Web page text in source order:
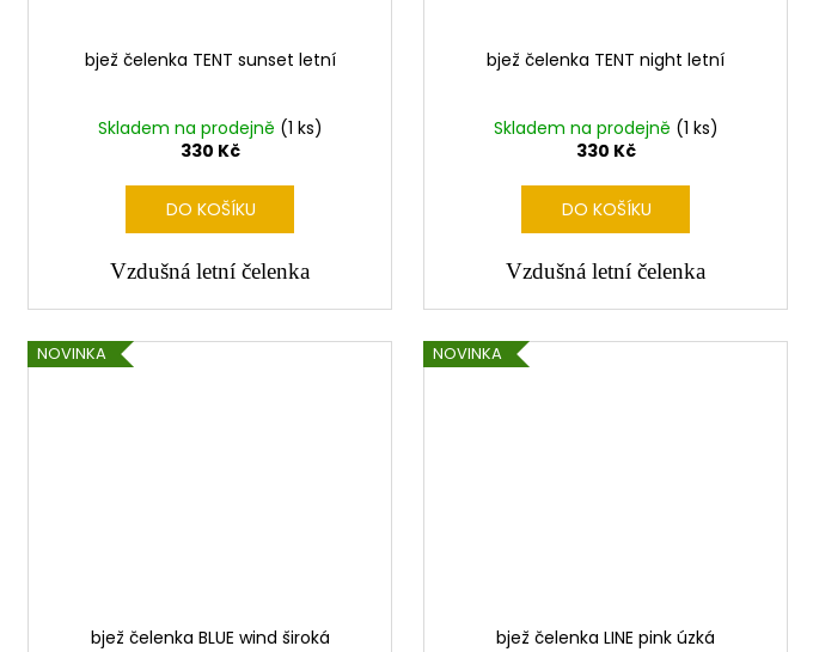
bjež čelenka TENT sunset letní
Skladem na prodejně (1 ks)
330 Kč
DO KOŠÍKU
Vzdušná letní čelenka
bjež čelenka TENT night letní
Skladem na prodejně (1 ks)
330 Kč
DO KOŠÍKU
Vzdušná letní čelenka
NOVINKA
bjež čelenka BLUE wind široká
NOVINKA
bjež čelenka LINE pink úzká